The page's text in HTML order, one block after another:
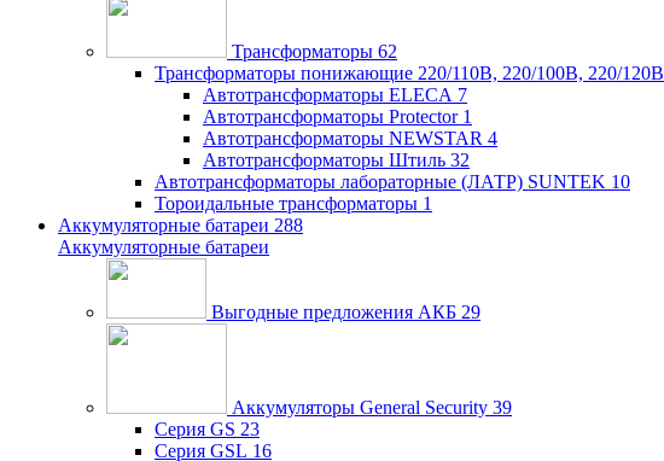
Трансформаторы 62
Трансформаторы понижающие 220/110В, 220/100В, 220/120В
Автотрансформаторы ELECA 7
Автотрансформаторы Protector 1
Автотрансформаторы NEWSTAR 4
Автотрансформаторы Штиль 32
Автотрансформаторы лабораторные (ЛАТР) SUNTEK 10
Тороидальные трансформаторы 1
Аккумуляторные батареи 288
Аккумуляторные батареи
Выгодные предложения АКБ 29
Аккумуляторы General Security 39
Серия GS 23
Серия GSL 16